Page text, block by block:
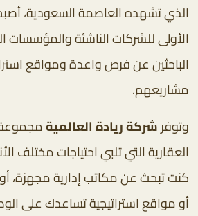
الذي تشهده العاصمة السعودية،
الأولى للشركات الناشئة والمؤسسات
الباحثين عن فرص واعدة ومواقع
مشاريعهم.
وتوفرشركة ريادة العالمية
العقارية التي تلبي احتياجات مختلف
كنت تبحث عن مكاتب إدارية مجهزة،
أو مواقع استراتيجية تساعدك على